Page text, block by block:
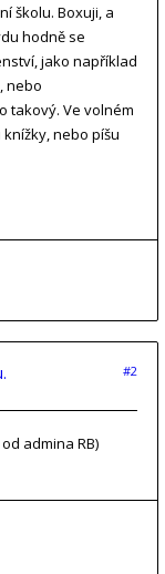
školu. Boxuji, a
hodně se
jako například
nebo
takový. Ve volném
nebo píšu
#2
admina RB)